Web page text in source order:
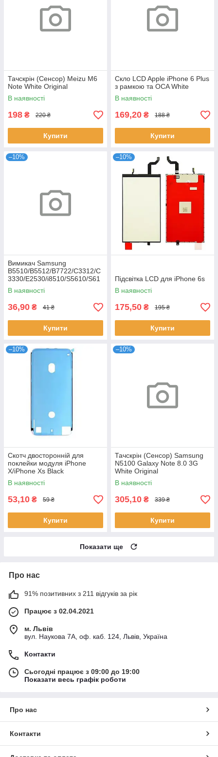
Тачскрін (Сенсор) Meizu M6
Note White Original
В наявності
198 ₴ 220 ₴
Купити
Скло LCD Apple iPhone 6 Plus
з рамкою та OCA White
В наявності
169,20 ₴ 188 ₴
Купити
–10%
Вимикач Samsung
B5510/B5512/B7722/C3312/C
3330/E2530/i8510/S5610/S61
02
В наявності
36,90 ₴ 41 ₴
Купити
–10%
Підсвітка LCD для iPhone 6s
В наявності
175,50 ₴ 195 ₴
Купити
–10%
Скотч двосторонній для
поклейки модуля iPhone
X/iPhone Xs Black
В наявності
53,10 ₴ 59 ₴
Купити
–10%
Тачскрін (Сенсор) Samsung
N5100 Galaxy Note 8.0 3G
White Original
В наявності
305,10 ₴ 339 ₴
Купити
Показати ще
Про нас
91% позитивних з 211 відгуків за рік
Працює з 02.04.2021
м. Львів
вул. Наукова 7А, оф. каб. 124, Львів, Україна
Контакти
Сьогодні працює з 09:00 до 19:00
Показати весь графік роботи
Про нас
Контакти